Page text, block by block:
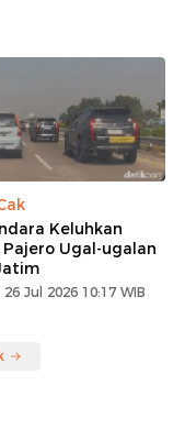
Keluhkan
Pajero Ugal-ugalan
Jul 2026 10:17 WIB